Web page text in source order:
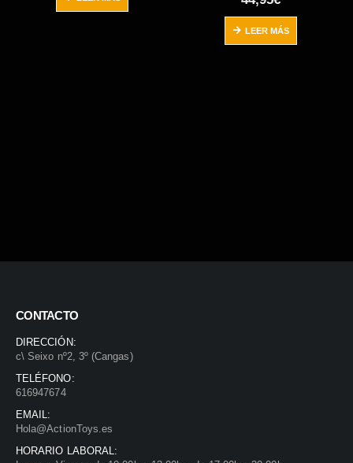
LEER MÁS
CONTACTO
DIRECCIÓN:
c\ Seixo nº2, 3º (Cangas)
TELÉFONO:
616947674
EMAIL:
Hola@ActionToys.es
HORARIO LABORAL: